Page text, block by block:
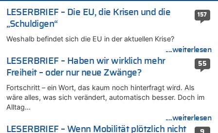
09.08.2026 - 18:12 von Dax zu
Politischer Eklat bei der Gedenkfeier in Marcinelle – Meloni:
„Schwerwiegende und beschämende Geste“
09.08.2026 - 17:58 von Wolfgang2 zu
Kollision zwischen Autofahrer und Radfahrer an RAVeL-Weg
09.08.2026 - 17:22 von Hugo Egon Bernhard von Sinnen zu
Politischer Eklat bei der Gedenkfeier in Marcinelle – Meloni:
„Schwerwiegende und beschämende Geste“
09.08.2026 - 17:18 von WK zu
Politischer Eklat bei der Gedenkfeier in Marcinelle – Meloni:
„Schwerwiegende und beschämende Geste“
09.08.2026 - 17:12 von Hugo Egon Bernhard von Sinnen zu
157
LESERBRIEF – Die EU, die Krisen und die
„Schuldigen“
Weshalb befindet sich die EU in der aktuellen Krise?
....weiterlesen
55
LESERBRIEF – Haben wir wirklich mehr
Freiheit – oder nur neue Zwänge?
Fortschritt – ein Wort, das kaum noch hinterfragt wird. Als
wäre alles, was sich verändert, automatisch besser. Doch im
Alltag…
....weiterlesen
LESERBRIEF – Wenn Mobilität plötzlich nicht